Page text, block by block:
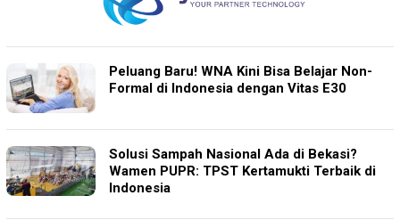
Peluang Baru! WNA Kini Bisa Belajar Non-
Formal di Indonesia dengan Vitas E30
Solusi Sampah Nasional Ada di Bekasi?
Wamen PUPR: TPST Kertamukti Terbaik di
Indonesia